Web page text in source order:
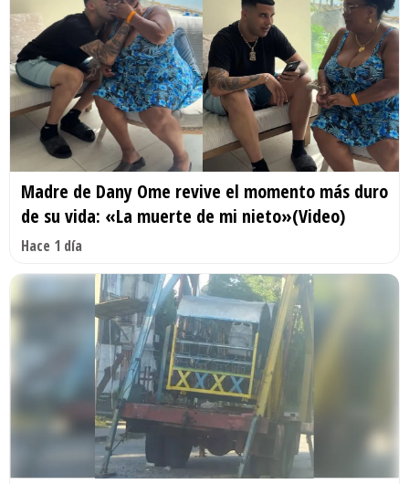
Madre de Dany Ome revive el momento más duro
de su vida: «La muerte de mi nieto»(Video)
Hace 1 día